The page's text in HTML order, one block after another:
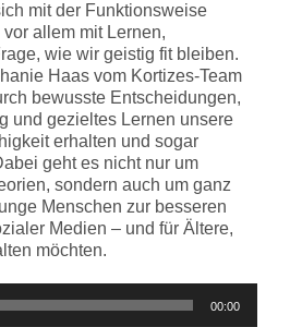
mit der Funktionsweise
allem mit Lernen,
wie wir geistig fit bleiben.
Haas vom Kortizes-Team
bewusste Entscheidungen,
und gezieltes Lernen unsere
erhalten und sogar
geht es nicht nur um
sondern auch um ganz
Menschen zur besseren
Medien – und für Ältere,
möchten.
00:00